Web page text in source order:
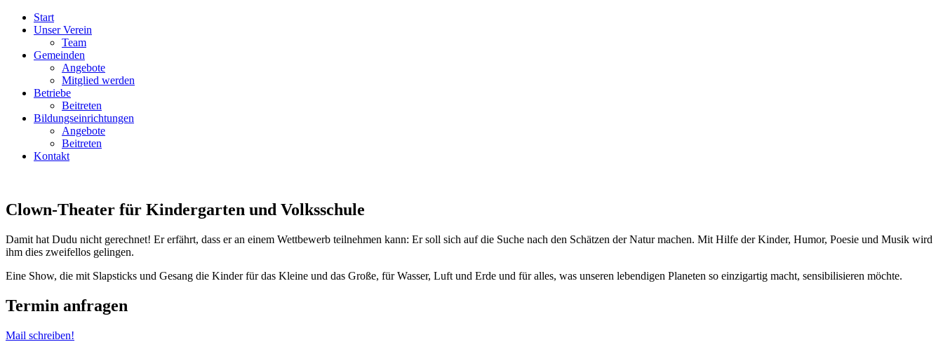
Start
Unser Verein
Team
Gemeinden
Angebote
Mitglied werden
Betriebe
Beitreten
Bildungseinrichtungen
Angebote
Beitreten
Kontakt
Clown-Theater für Kindergarten und Volksschule
Damit hat Dudu nicht gerechnet! Er erfährt, dass er an einem Wettbewerb teilnehmen kann: Er soll sich auf die Suche nach den Schätzen der Natur machen. Mit Hilfe der Kinder, Humor, Poesie und Musik wird
ihm dies zweifellos gelingen.
Eine Show, die mit Slapsticks und Gesang die Kinder für das Kleine und das Große, für Wasser, Luft und Erde und für alles, was unseren lebendigen Planeten so einzigartig macht, sensibilisieren möchte.
Termin anfragen
Mail schreiben!